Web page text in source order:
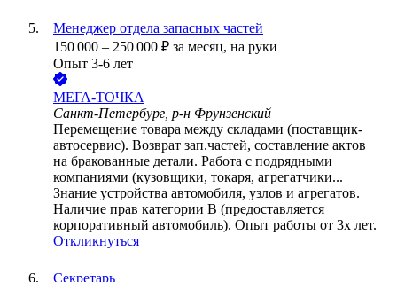
Менеджер отдела запасных частей
150 000 – 250 000 ₽ за месяц, на руки
Опыт 3-6 лет
МЕГА-ТОЧКА
Санкт-Петербург, р-н Фрунзенский
Перемещение товара между складами (поставщик-
автосервис). Возврат зап.частей, составление актов
на бракованные детали. Работа с подрядными
компаниями (кузовщики, токаря, агрегатчики...
Знание устройства автомобиля, узлов и агрегатов.
Наличие прав категории В (предоставляется
корпоративный автомобиль). Опыт работы от 3х лет.
Откликнуться
Секретарь